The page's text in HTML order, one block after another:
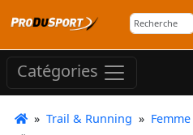
Catégories
» Trail & Running » Femme